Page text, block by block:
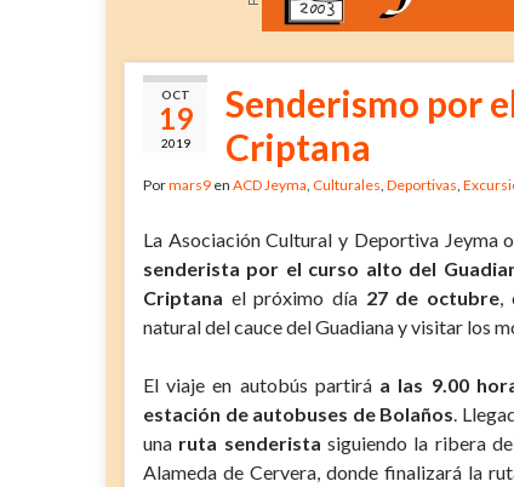
OCT
19
2019
Senderismo por
Criptana
Pormars9 en ACD Jeyma Culturales Deportivas
La Asociación Cultural y Deportiva Jeyma
senderista por el curso alto del
Criptana el próximo día 27 de octubre,
natural del cauce del Guadiana y visitar los
El viaje en autobús partirá a las 9.00
estación de autobuses de Bolaños .
una ruta senderista siguiendo la ribera
Alameda de Cervera, donde finalizará la